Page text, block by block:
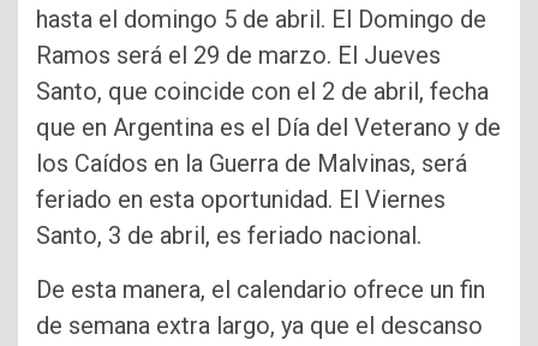
hasta el domingo 5 de abril. El Domingo de
Ramos será el 29 de marzo. El Jueves
Santo, que coincide con el 2 de abril, fecha
que en Argentina es el Día del Veterano y de
los Caídos en la Guerra de Malvinas, será
feriado en esta oportunidad. El Viernes
Santo, 3 de abril, es feriado nacional.
De esta manera, el calendario ofrece un fin
de semana extra largo, ya que el descanso